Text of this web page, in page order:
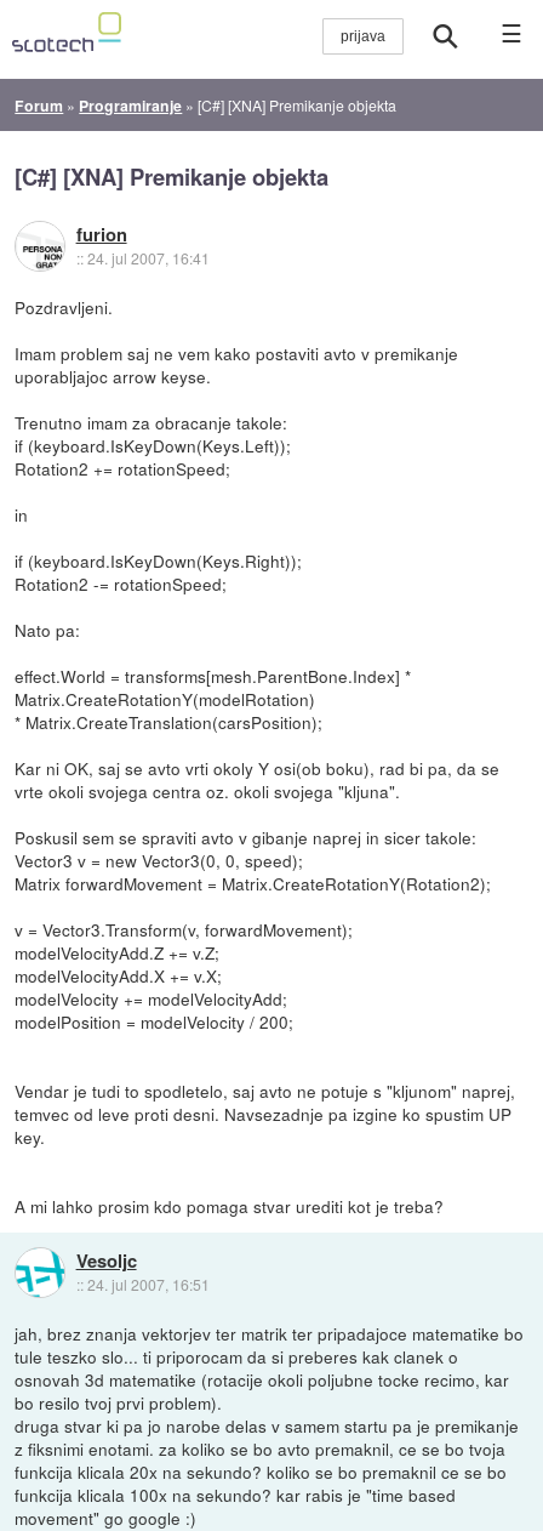
☰
Forum » Programiranje »[C#] [XNA] Premikanje objekta
[C#] [XNA] Premikanje objekta
furion
::24. jul 2007, 16:41
Pozdravljeni.
Imam problem saj ne vem kako postaviti avto v premikanje
uporabljajoc arrow keyse.
Trenutno imam za obracanje takole:
if (keyboard.IsKeyDown(Keys.Left));
Rotation2 += rotationSpeed;
in
if (keyboard.IsKeyDown(Keys.Right));
Rotation2 -= rotationSpeed;
Nato pa:
effect.World = transforms[mesh.ParentBone.Index] *
Matrix.CreateRotationY(modelRotation)
* Matrix.CreateTranslation(carsPosition);
Kar ni OK, saj se avto vrti okoly Y osi(ob boku), rad bi pa, da se
vrte okoli svojega centra oz. okoli svojega "kljuna".
Poskusil sem se spraviti avto v gibanje naprej in sicer takole:
Vector3 v = new Vector3(0, 0, speed);
Matrix forwardMovement = Matrix.CreateRotationY(Rotation2);
v = Vector3.Transform(v, forwardMovement);
modelVelocityAdd.Z += v.Z;
modelVelocityAdd.X += v.X;
modelVelocity += modelVelocityAdd;
modelPosition = modelVelocity / 200;
Vendar je tudi to spodletelo, saj avto ne potuje s "kljunom" naprej,
temvec od leve proti desni. Navsezadnje pa izgine ko spustim UP
key.
A mi lahko prosim kdo pomaga stvar urediti kot je treba?
Vesoljc
::24. jul 2007, 16:51
jah, brez znanja vektorjev ter matrik ter pripadajoce matematike bo
tule teszko slo... ti priporocam da si preberes kak clanek o
osnovah 3d matematike (rotacije okoli poljubne tocke recimo, kar
bo resilo tvoj prvi problem).
druga stvar ki pa jo narobe delas v samem startu pa je premikanje
z fiksnimi enotami. za koliko se bo avto premaknil, ce se bo tvoja
funkcija klicala 20x na sekundo? koliko se bo premaknil ce se bo
funkcija klicala 100x na sekundo? kar rabis je "time based
movement" go google :)